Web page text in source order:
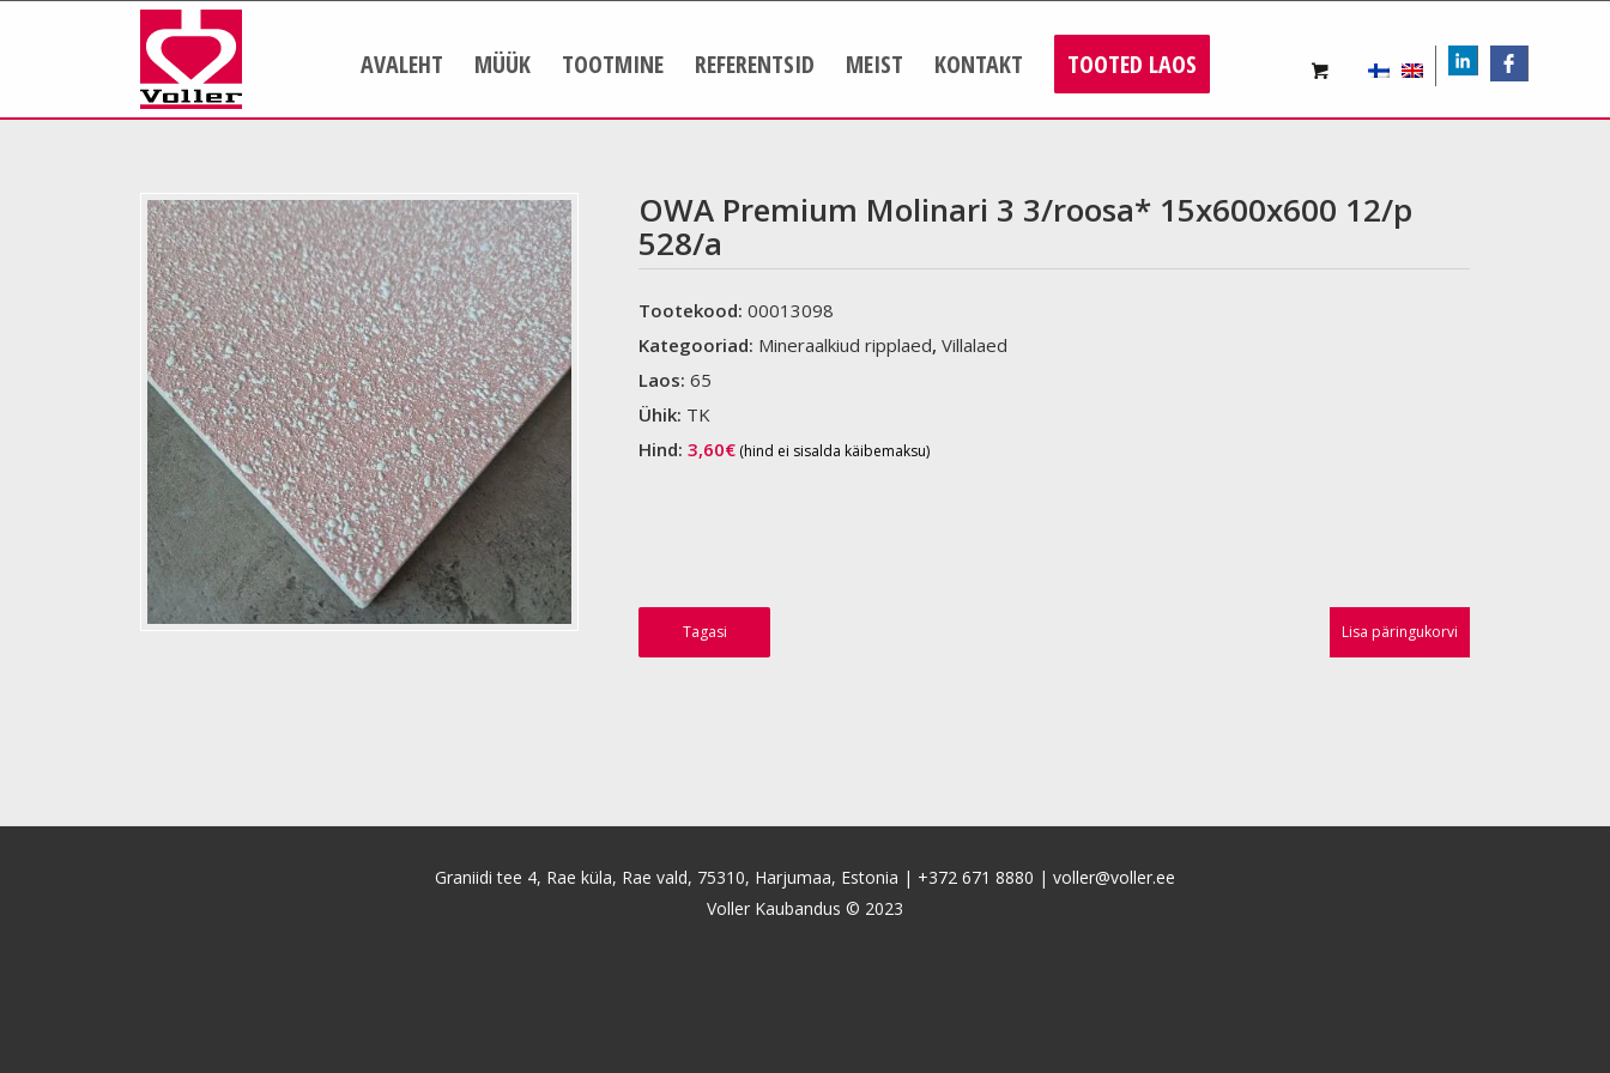
FB
LIn
AVALEHT MÜÜK TOOTMINE REFERENTSID MEIST KONTAKT TOOTED LAOS
OWA Premium Molinari 3 3/roosa* 15x600x600 12/p
528/a
Tootekood:00013098
Kategooriad: Mineraalkiud ripplaed,Villalaed
Laos:65
Ühik: TK
Hind:3,60€ (hind ei sisalda käibemaksu)
Tagasi Lisa päringukorvi
Graniidi tee 4, Rae küla, Rae vald, 75310, Harjumaa, Estonia | +372 671 8880 | voller@voller.ee
Voller Kaubandus © 2023